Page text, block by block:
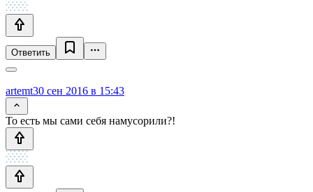
Ответить
artemt30 сен 2016 в 15:43
То есть мы сами себя намусорили?!